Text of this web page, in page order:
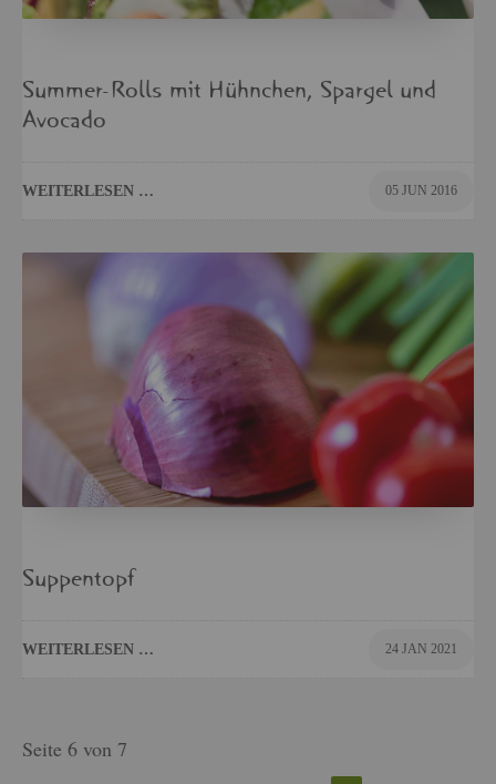
Sum­mer-Rolls mit Hühn­chen, Spar­gel und
Avo­ca­do
WEI­TER­LE­SEN … 05 JUN 2016
Sup­pen­topf
WEI­TER­LE­SEN … 24 JAN 2021
Seite 6 von 7